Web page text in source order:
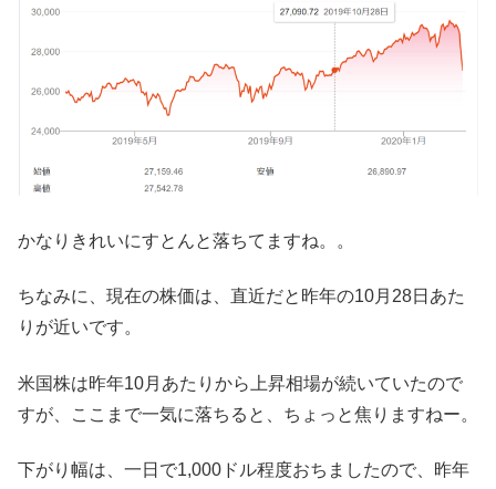
かなりきれいにすとんと落ちてますね。。
ちなみに、現在の株価は、直近だと昨年の10月28日あた
りが近いです。
米国株は昨年10月あたりから上昇相場が続いていたので
すが、ここまで一気に落ちると、ちょっと焦りますねー。
下がり幅は、一日で1,000ドル程度おちましたので、昨年